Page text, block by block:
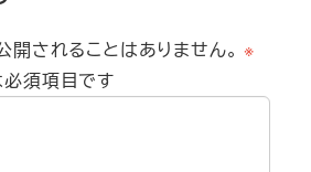
開されることはありません。 ※
須項目です